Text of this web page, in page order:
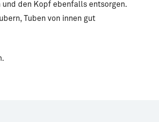
und den Kopf ebenfalls entsorgen.
Tuben von innen gut